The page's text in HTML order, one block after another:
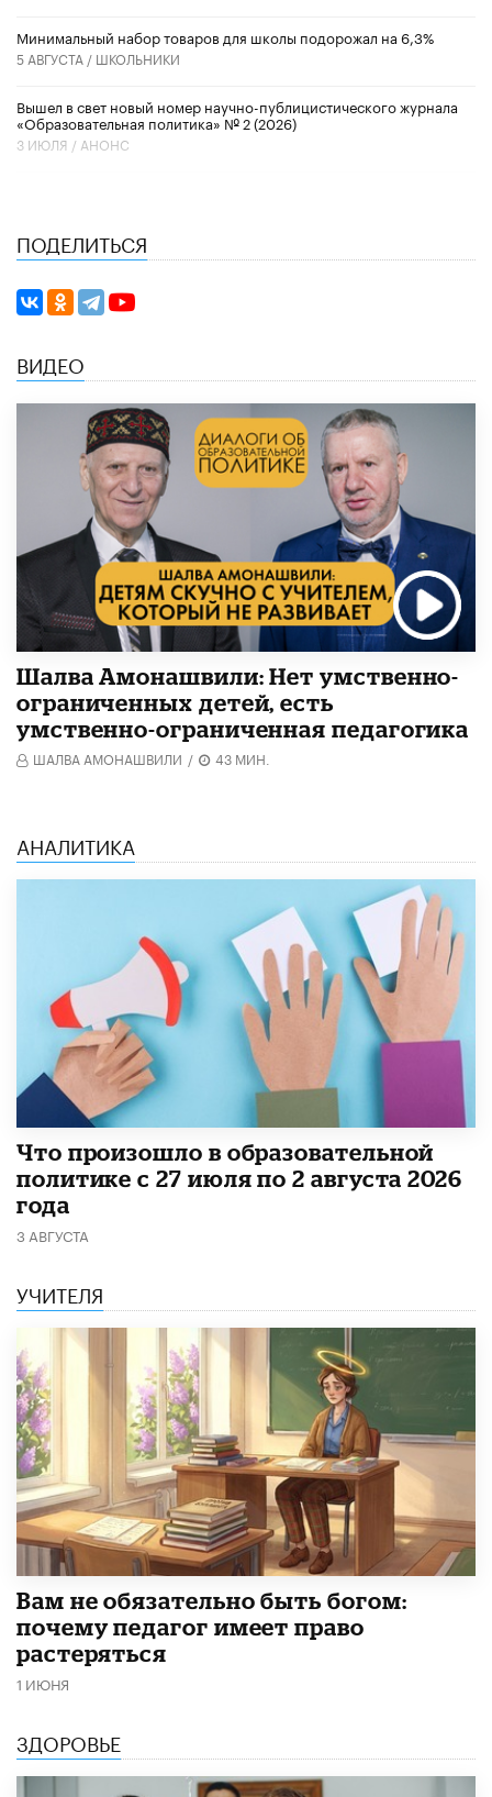
Минимальный набор товаров для школы подорожал на 6,3%
5 АВГУСТА / ШКОЛЬНИКИ
Вышел в свет новый номер научно-публицистического журнала
«Образовательная политика» № 2 (2026)
3 ИЮЛЯ / АНОНС
ПОДЕЛИТЬСЯ
ВИДЕО
Шалва Амонашвили: Нет умственно-
ограниченных детей, есть
умственно-ограниченная педагогика
ШАЛВА АМОНАШВИЛИ / 43 МИН.
АНАЛИТИКА
​Что произошло в образовательной
политике с 27 июля по 2 августа 2026
года
3 АВГУСТА
УЧИТЕЛЯ
​Вам не обязательно быть богом:
почему педагог имеет право
растеряться
1 ИЮНЯ
ЗДОРОВЬЕ